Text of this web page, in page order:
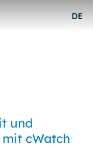
DE
und
cWatch